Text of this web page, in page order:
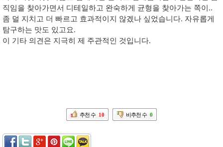
직임을 찾아가면서 디테일하고 완숙하게 균형을 찾아가는 쪽이..
좀 덜 지치고 더 빠르고 효과적이지 않겠나 싶었습니다. 자유롭게
탐구하는 맛도 있고요.
이 기타 의견은 지극히 제 주관적인 것입니다.
추천 수 10 비추천 수 0